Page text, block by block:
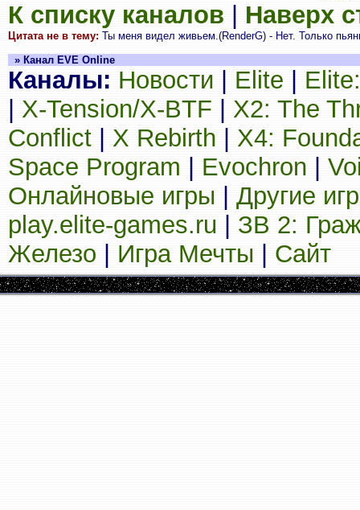
К списку каналов Наверх
Цитата не в тему: Ты меня видел живьем.(RenderG) - Нет. Только
» Канал EVE Online
Каналы: Новости Elite
X-Tension/X-BTF
X2: The
Conflict
X Rebirth
X4:
Space Program
Evochron
Онлайновые игры
Другие
play.elite-games.ru
ЗВ 2:
Железо
Игра Мечты Сайт